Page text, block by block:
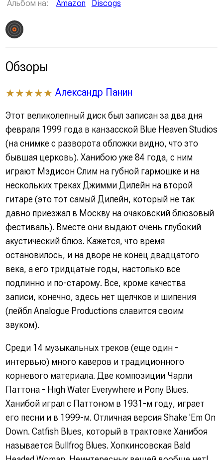
Альбом на:
Amazon Discogs
Обзоры
★★★★★ Александр Панин
Этот великолепный диск был записан за два дня
февраля 1999 года в канзасской Blue Heaven Studios
(на снимке с разворота обложки видно, что это
бывшая церковь). Ханибою уже 84 года, с ним
играют Мэдисон Слим на губной гармошке и на
нескольких треках Джимми Дилейн на второй
гитаре (это тот самый Дилейн, который не так
давно приезжал в Москву на очаковский блюзовый
фестиваль). Вместе они выдают очень глубокий
акустический блюз. Кажется, что время
остановилось, и на дворе не конец двадцатого
века, а его тридцатые годы, настолько все
подлинно и по-старому. Все, кроме качества
записи, конечно, здесь нет щелчков и шипения
(лейбл Analogue Productions славится своим
звуком).
Среди 14 музыкальных треков (еще один -
интервью) много каверов и традиционного
корневого материала. Две композиции Чарли
Паттона - High Water Everywhere и Pony Blues.
Ханибой играл с Паттоном в 1931-м году, играет
его песни и в 1999-м. Отличная версия Shake 'Em On
Down. Catfish Blues, который в трактовке Ханибоя
называется Bullfrog Blues. Хопкинсовская Bald